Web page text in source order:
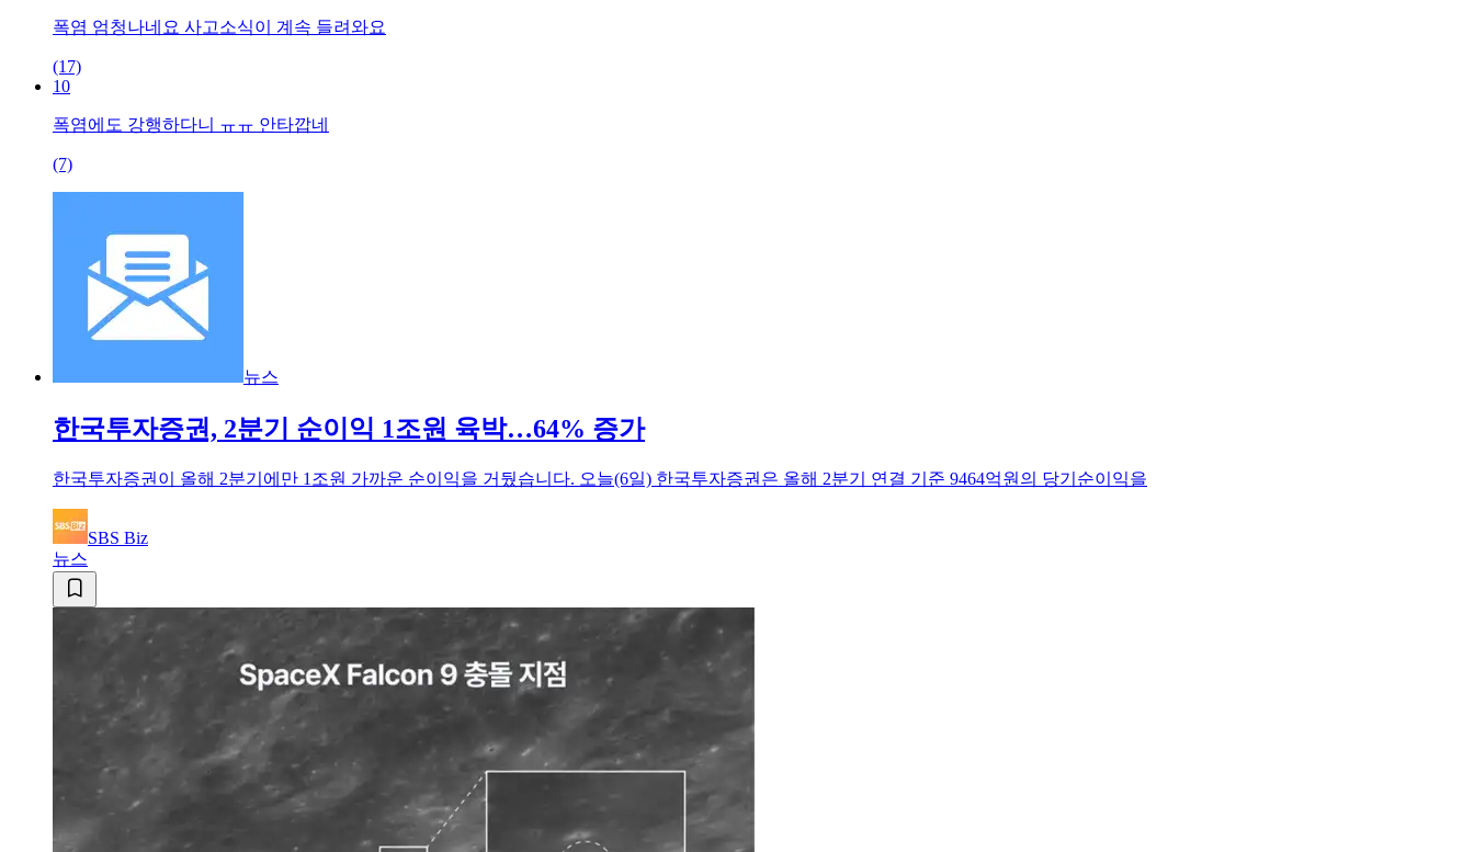
폭염 엄청나네요 사고소식이 계속 들려와요
(17)
10
폭염에도 강행하다니 ㅠㅠ 안타깝네
(7)
뉴스
한국투자증권, 2분기 순이익 1조원 육박…64% 증가
한국투자증권이 올해 2분기에만 1조원 가까운 순이익을 거뒀습니다. 오늘(6일) 한국투자증권은 올해 2분기 연결 기준 9464억원의 당기순이익을
SBS Biz
뉴스